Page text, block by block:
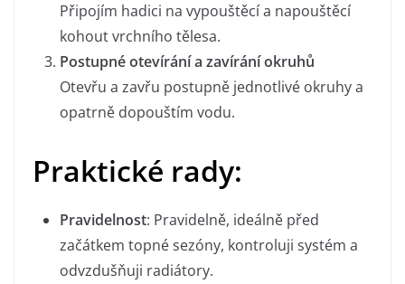
Připojím hadici na vypouštěcí a napouštěcí
kohout vrchního tělesa.
Postupné otevírání a zavírání okruhů
Otevřu a zavřu postupně jednotlivé okruhy a
opatrně dopouštím vodu.
Praktické rady:
Pravidelnost: Pravidelně, ideálně před
začátkem topné sezóny, kontroluji systém a
odvzdušňuji radiátory.